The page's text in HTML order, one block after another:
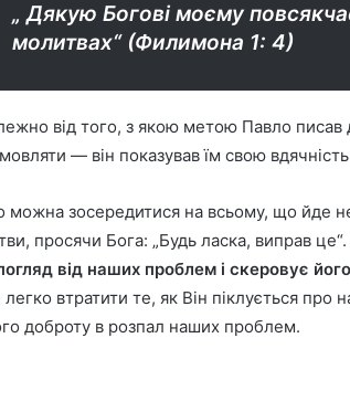
„ Дякую Богові моєму
молитвах“ (Филимона 1: 4)
від того, з якою метою Павло
— він показував їм свою
можна зосередитися на всьому, що йде
просячи Бога: „Будь ласка, виправ це“.
від наших проблем і скеровує
втратити те, як Він піклується про
доброту в розпал наших проблем.